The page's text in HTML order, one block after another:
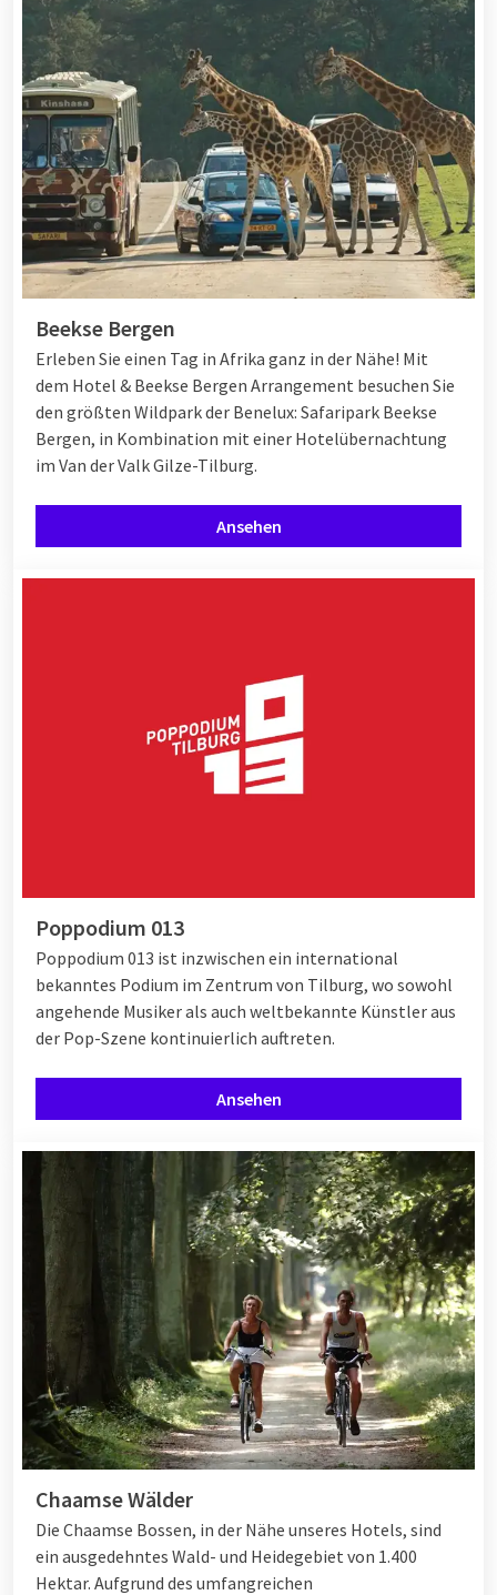
Beekse Bergen
Erleben Sie einen Tag in Afrika ganz in der Nähe! Mit
dem Hotel & Beekse Bergen Arrangement besuchen Sie
den größten Wildpark der Benelux: Safaripark Beekse
Bergen, in Kombination mit einer Hotelübernachtung
im Van der Valk Gilze-Tilburg.
Ansehen
Poppodium 013
Poppodium 013 ist inzwischen ein international
bekanntes Podium im Zentrum von Tilburg, wo sowohl
angehende Musiker als auch weltbekannte Künstler aus
der Pop-Szene kontinuierlich auftreten.
Ansehen
Chaamse Wälder
Die Chaamse Bossen, in der Nähe unseres Hotels, sind
ein ausgedehntes Wald- und Heidegebiet von 1.400
Hektar. Aufgrund des umfangreichen